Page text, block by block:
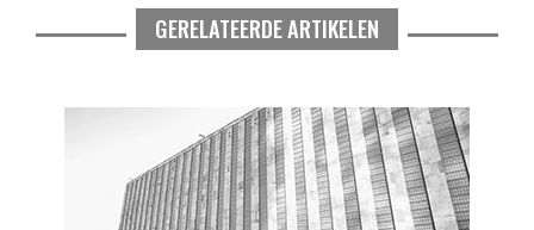
GERELATEERDE ARTIKELEN